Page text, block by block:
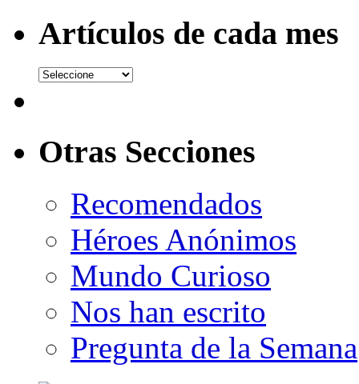
Artículos de cada mes
Otras Secciones
Recomendados
Héroes Anónimos
Mundo Curioso
Nos han escrito
Pregunta de la Semana